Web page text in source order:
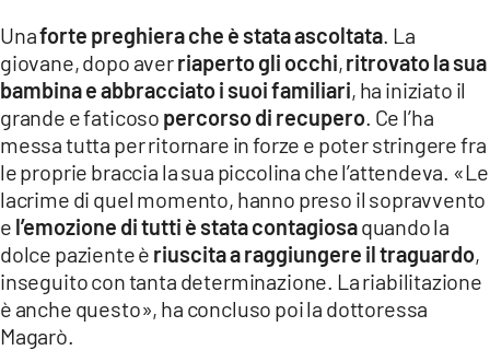
Unaforte preghiera che è stata ascoltata . La
giovane, dopo averriaperto gli occhi,ritrovato la sua
bambina e abbracciato i suoi familiari, ha iniziato il
grande e faticoso percorso di recupero. Ce l’ha
messa tutta per ritornare in forze e poter stringere fra
le proprie braccia la sua piccolina che l’attendeva. «Le
lacrime di quel momento, hanno preso il sopravvento
e l’emozione di tutti è stata contagiosaquando la
dolce paziente è riuscita a raggiungere il traguardo,
inseguito con tanta determinazione. La riabilitazione
è anche questo», ha concluso poi la dottoressa
Magarò.